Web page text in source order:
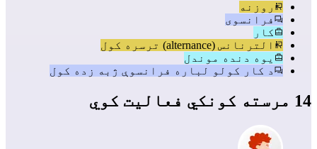
روزنه
فرانسوی
کار
الترنانس (alternance) ترسره کول
یوه دنده موندل
د کار کولو لباره فرانسوې ژبه زده کول
14 مرسته کونکي فعالیت کوي